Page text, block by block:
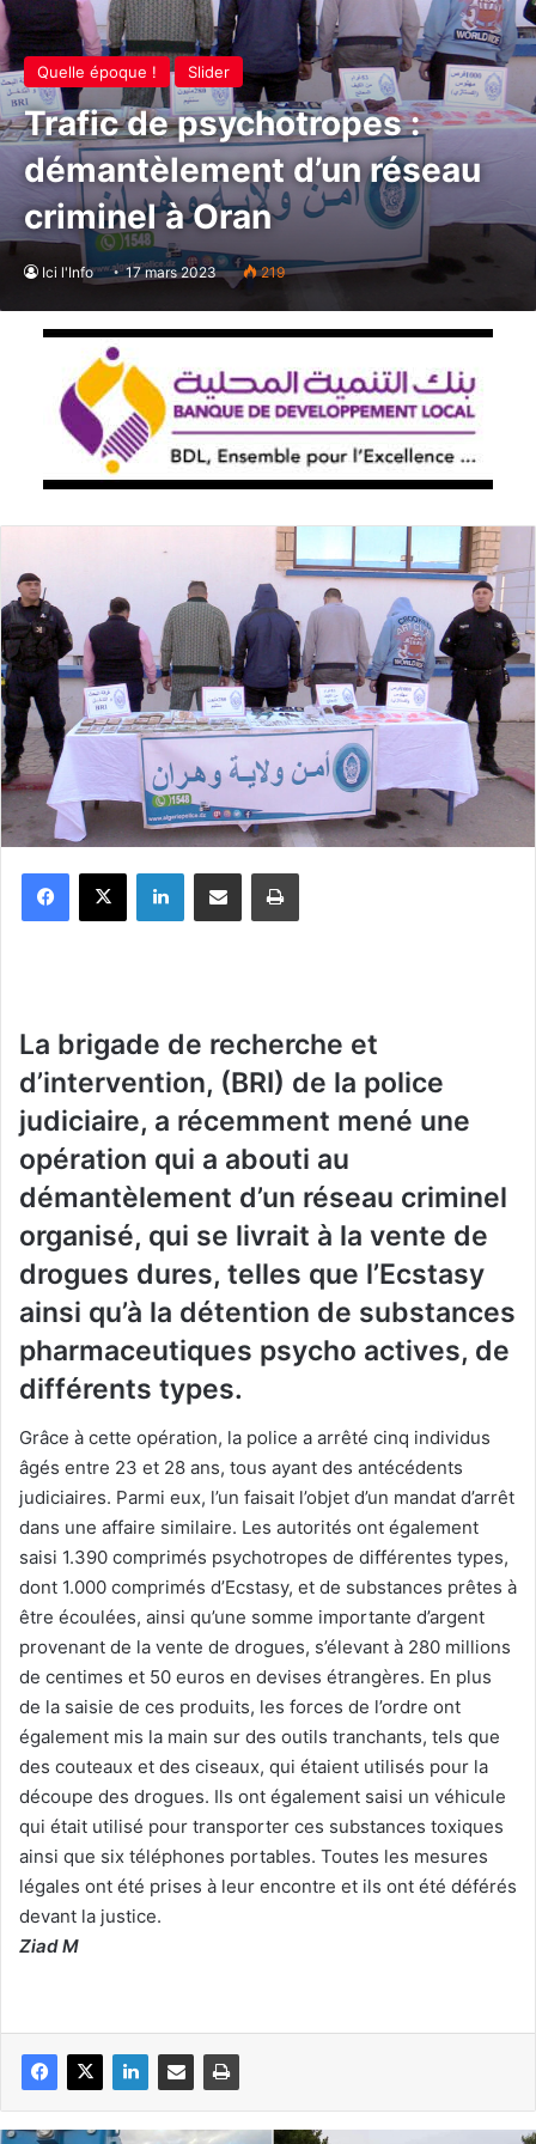
Quelle époque ! Slider
Trafic de psychotropes :
démantèlement d’un réseau
criminel à Oran
Ici l'Info 17 mars 2023 219
La brigade de recherche et
d’intervention, (BRI) de la police
judiciaire, a récemment mené une
opération qui a abouti au
démantèlement d’un réseau criminel
organisé, qui se livrait à la vente de
drogues dures, telles que l’Ecstasy
ainsi qu’à la détention de substances
pharmaceutiques psycho actives, de
différents types.
Grâce à cette opération, la police a arrêté cinq individus
âgés entre 23 et 28 ans, tous ayant des antécédents
judiciaires. Parmi eux, l’un faisait l’objet d’un mandat d’arrêt
dans une affaire similaire. Les autorités ont également
saisi 1.390 comprimés psychotropes de différentes types,
dont 1.000 comprimés d’Ecstasy, et de substances prêtes à
être écoulées, ainsi qu’une somme importante d’argent
provenant de la vente de drogues, s’élevant à 280 millions
de centimes et 50 euros en devises étrangères. En plus
de la saisie de ces produits, les forces de l’ordre ont
également mis la main sur des outils tranchants, tels que
des couteaux et des ciseaux, qui étaient utilisés pour la
découpe des drogues. Ils ont également saisi un véhicule
qui était utilisé pour transporter ces substances toxiques
ainsi que six téléphones portables. Toutes les mesures
légales ont été prises à leur encontre et ils ont été déférés
devant la justice.
Ziad M